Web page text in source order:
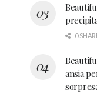
0
ansia